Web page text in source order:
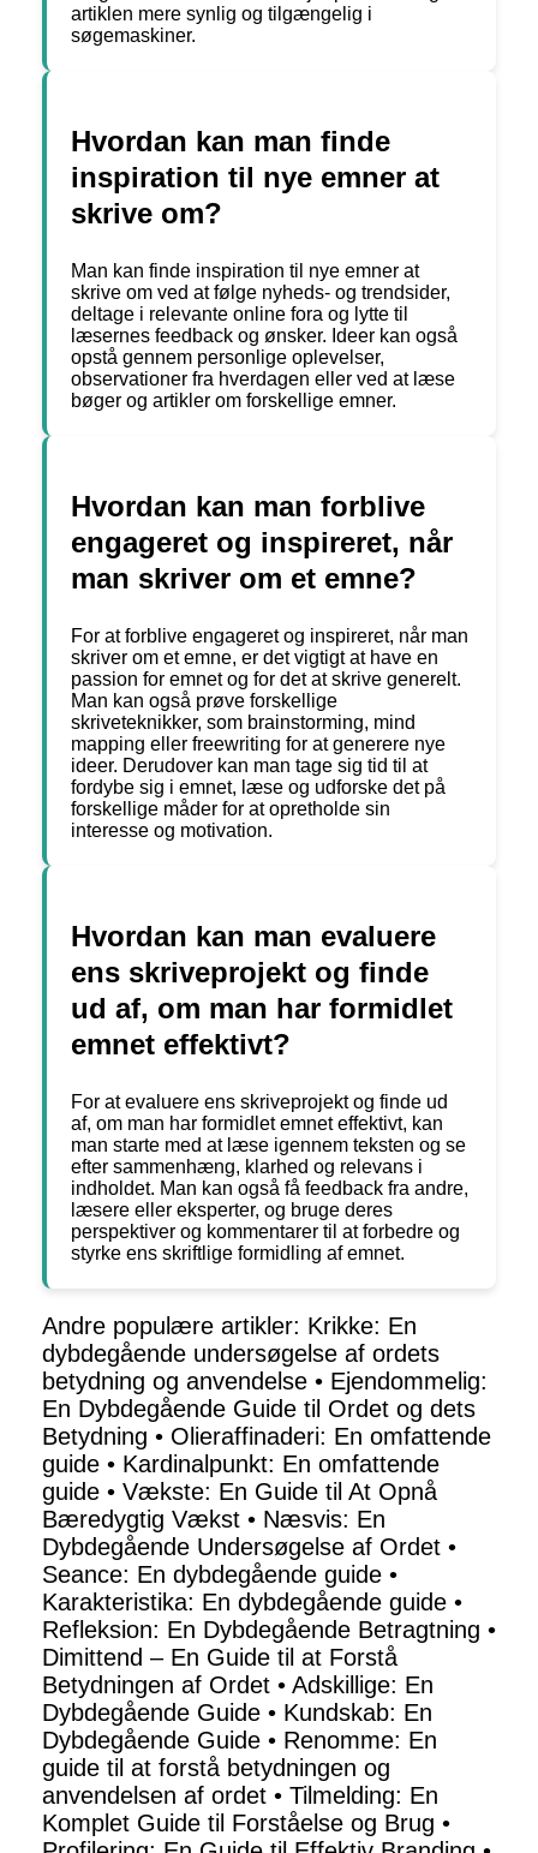
artiklen mere synlig og tilgængelig i
søgemaskiner.
Hvordan kan man finde
inspiration til nye emner at
skrive om?
Man kan finde inspiration til nye emner at
skrive om ved at følge nyheds- og trendsider,
deltage i relevante online fora og lytte til
læsernes feedback og ønsker. Ideer kan også
opstå gennem personlige oplevelser,
observationer fra hverdagen eller ved at læse
bøger og artikler om forskellige emner.
Hvordan kan man forblive
engageret og inspireret, når
man skriver om et emne?
For at forblive engageret og inspireret, når man
skriver om et emne, er det vigtigt at have en
passion for emnet og for det at skrive generelt.
Man kan også prøve forskellige
skriveteknikker, som brainstorming, mind
mapping eller freewriting for at generere nye
ideer. Derudover kan man tage sig tid til at
fordybe sig i emnet, læse og udforske det på
forskellige måder for at opretholde sin
interesse og motivation.
Hvordan kan man evaluere
ens skriveprojekt og finde
ud af, om man har formidlet
emnet effektivt?
For at evaluere ens skriveprojekt og finde ud
af, om man har formidlet emnet effektivt, kan
man starte med at læse igennem teksten og se
efter sammenhæng, klarhed og relevans i
indholdet. Man kan også få feedback fra andre,
læsere eller eksperter, og bruge deres
perspektiver og kommentarer til at forbedre og
styrke ens skriftlige formidling af emnet.
Andre populære artikler: Krikke: En
dybdegående undersøgelse af ordets
betydning og anvendelse • Ejendommelig:
En Dybdegående Guide til Ordet og dets
Betydning • Olieraffinaderi: En omfattende
guide • Kardinalpunkt: En omfattende
guide • Vækste: En Guide til At Opnå
Bæredygtig Vækst • Næsvis: En
Dybdegående Undersøgelse af Ordet •
Seance: En dybdegående guide •
Karakteristika: En dybdegående guide •
Refleksion: En Dybdegående Betragtning •
Dimittend – En Guide til at Forstå
Betydningen af Ordet • Adskillige: En
Dybdegående Guide • Kundskab: En
Dybdegående Guide • Renomme: En
guide til at forstå betydningen og
anvendelsen af ordet • Tilmelding: En
Komplet Guide til Forståelse og Brug •